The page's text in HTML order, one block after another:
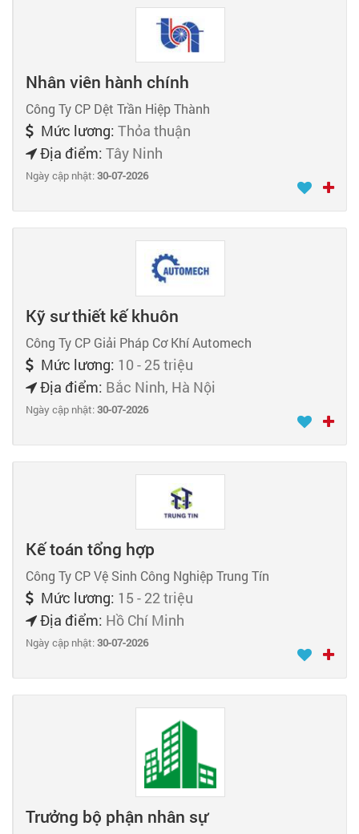
Nhân viên hành chính
Công Ty CP Dệt Trần Hiệp Thành
Mức lương: Thỏa thuận
Địa điểm: Tây Ninh
Ngày cập nhật:30-07-2026
Kỹ sư thiết kế khuôn
Công Ty CP Giải Pháp Cơ Khí Automech
Mức lương: 10 - 25 triệu
Địa điểm: Bắc Ninh, Hà Nội
Ngày cập nhật:30-07-2026
Kế toán tổng hợp
Công Ty CP Vệ Sinh Công Nghiệp Trung Tín
Mức lương: 15 - 22 triệu
Địa điểm: Hồ Chí Minh
Ngày cập nhật:30-07-2026
Trưởng bộ phận nhân sự